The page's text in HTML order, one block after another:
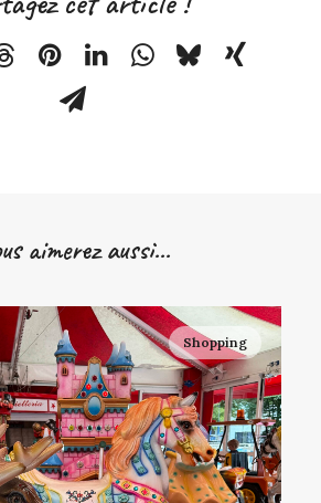
aimerez aussi...
Shopping